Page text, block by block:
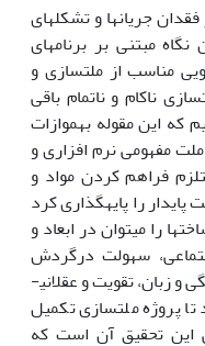
جریان­ها و تشکل­های
مبتنی بر برنامه­ای
مناسب از ملت­سازی و
ناکام و ناتمام باقی
که این مقوله به­موازات
مفهومی نرم افزاری و
فراهم کردن مواد و
را پایه­گذاری کرد
را می­توان در ابعاد و
سهولت درگردش
نخبگانی، یکپارچگی در حوزه­های فرهنگی و زبان، تقویت و عقلانی­­
پروژه ملت­سازی تکمیل
تحقیق آن است که